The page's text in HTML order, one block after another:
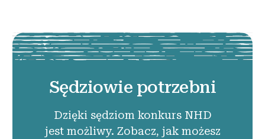
Sędziowie potrzebni
Dzięki sędziom konkurs NHD
jest możliwy. Zobacz, jak możesz